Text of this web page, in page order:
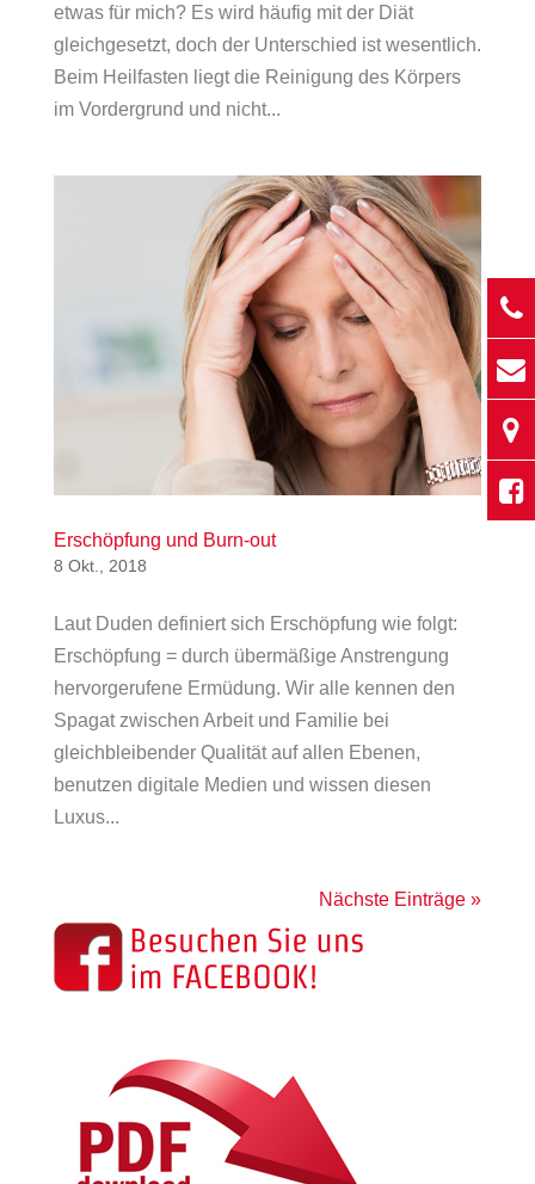
etwas für mich? Es wird häufig mit der Diät
gleichgesetzt, doch der Unterschied ist wesentlich.
Beim Heilfasten liegt die Reinigung des Körpers
im Vordergrund und nicht...
Erschöpfung und Burn-out
8 Okt., 2018
Laut Duden definiert sich Erschöpfung wie folgt:
Erschöpfung = durch übermäßige Anstrengung
hervorgerufene Ermüdung. Wir alle kennen den
Spagat zwischen Arbeit und Familie bei
gleichbleibender Qualität auf allen Ebenen,
benutzen digitale Medien und wissen diesen
Luxus...
Nächste Einträge »